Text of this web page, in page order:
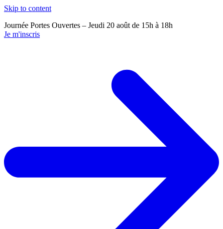
Skip to content
Journée Portes Ouvertes – Jeudi 20 août de 15h à 18h
Je m'inscris